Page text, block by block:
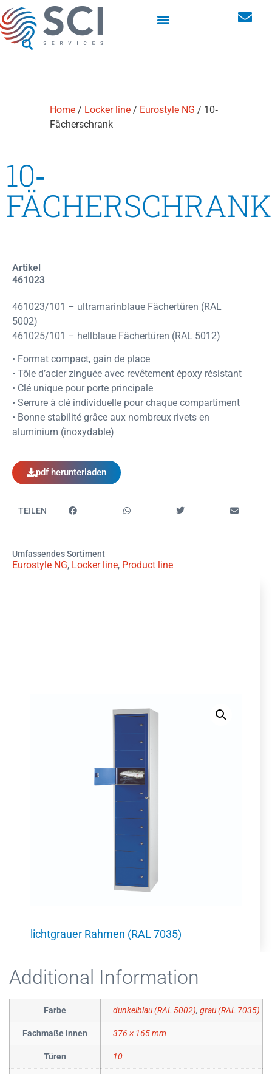
Home/ Locker line/ Eurostyle NG / 10‐
Fächerschrank
10‐
FÄCHERSCHRANK
lichtgrauer Rahmen (RAL 7035)
Artikel
461023
461023/101 – ultramarinblaue Fächertüren (RAL
5002)
461025/101 – hellblaue Fächertüren (RAL 5012)
• Format compact, gain de place
• Tôle d’acier zinguée avec revêtement époxy résistant
• Clé unique pour porte principale
• Serrure à clé individuelle pour chaque compartiment
• Bonne stabilité grâce aux nombreux rivets en
aluminium (inoxydable)
pdf herunterladen
TEILEN
Umfassendes Sortiment
Eurostyle NG, Locker line, Product line
Additional Information
Farbe dunkelblau (RAL 5002), grau (RAL 7035)
Fachmaße innen 376 × 165 mm
Türen 10